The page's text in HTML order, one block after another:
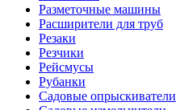
Разметочные машины
Расширители для труб
Резаки
Резчики
Рейсмусы
Рубанки
Садовые опрыскиватели